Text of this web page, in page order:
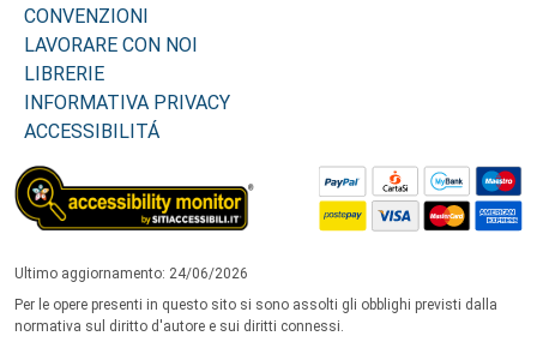
CONVENZIONI
LAVORARE CON NOI
LIBRERIE
INFORMATIVA PRIVACY
ACCESSIBILITÁ
Ultimo aggiornamento: 24/06/2026
Per le opere presenti in questo sito si sono assolti gli obblighi previsti dalla
normativa sul diritto d'autore e sui diritti connessi.